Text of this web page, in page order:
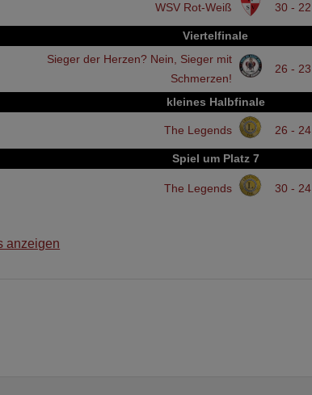
WSV Rot-Weiß 30 - 22
Viertelfinale
Sieger der Herzen? Nein, Sieger mit
Schmerzen!
26 - 23
kleines Halbfinale
The Legends 26 - 24
Spiel um Platz 7
The Legends 30 - 24
anzeigen